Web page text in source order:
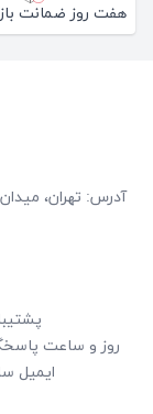
هفت روز ضمانت
روز و ساعت پاسخگویی:
ایمیل